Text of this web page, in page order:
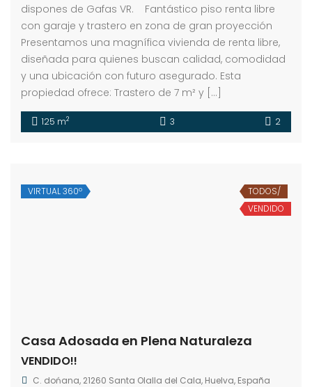
dispones de Gafas VR. Fantástico piso renta libre
con garaje y trastero en zona de gran proyección
Presentamos una magnífica vivienda de renta libre,
diseñada para quienes buscan calidad, comodidad
y una ubicación con futuro asegurado. Esta
propiedad ofrece: Trastero de 7 m² y […]
125 m2 3 2
VIRTUAL 360º
TODOS/
VENDIDO
Casa Adosada en Plena Naturaleza
VENDIDO!!
C. dońana, 21260 Santa Olalla del Cala, Huelva, España